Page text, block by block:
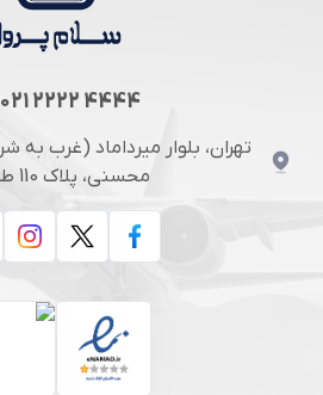
021 2222 4444
تهران، بلوار میرداماد (غرب به
محسنی، پلاک 110 طبقه دوم